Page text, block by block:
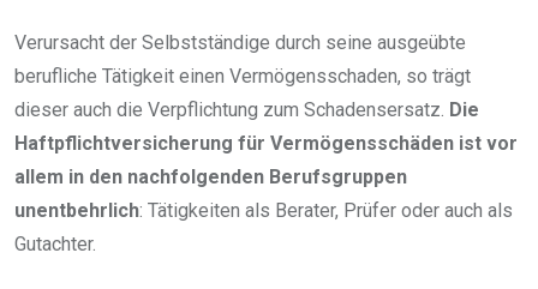
Verursacht der Selbstständige durch seine ausgeübte
berufliche Tätigkeit einen Vermögensschaden, so trägt
dieser auch die Verpflichtung zum Schadensersatz. Die
Haftpflichtversicherung für Vermögensschäden ist vor
allem in den nachfolgenden Berufsgruppen
unentbehrlich: Tätigkeiten als Berater, Prüfer oder auch als
Gutachter.